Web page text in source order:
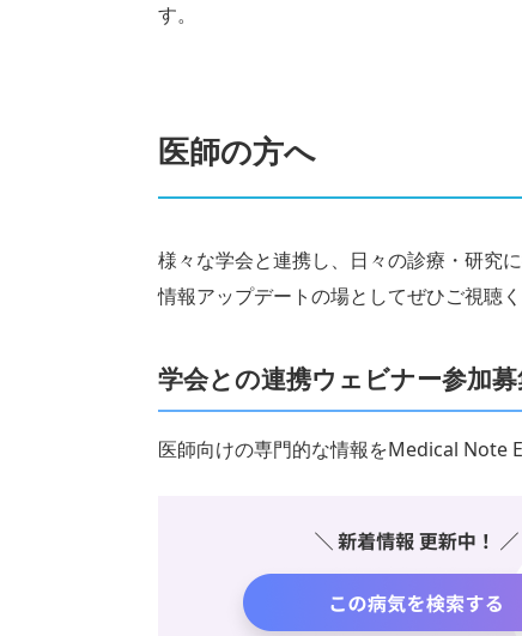
す。
医師の方へ
様々な学会と連携し、日々の診療・研究
情報アップデートの場としてぜひご視聴く
学会との連携ウェビナー参加募
医師向けの専門的な情報をMedical Note